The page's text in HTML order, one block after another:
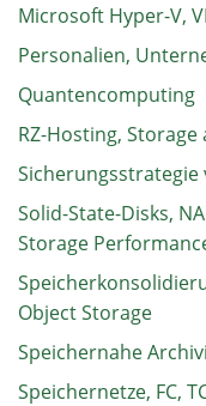
Microsoft Hyper-V,
Personalien,
Quantencomputing
RZ-Hosting, Storage
Solid-State-Disks,
Storage
Object Storage
Speichernahe
Speichernetze, FC,